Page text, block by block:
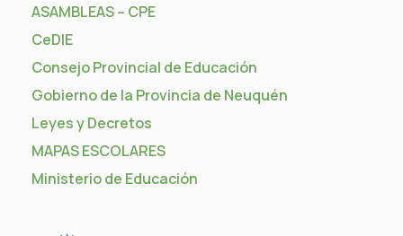
ASAMBLEAS – CPE
CeDIE
Consejo Provincial de Educación
Gobierno de la Provincia de Neuquén
Leyes y Decretos
MAPAS ESCOLARES
Ministerio de Educación